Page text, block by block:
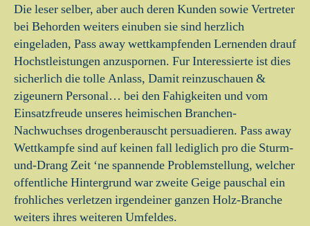
Die leser selber, aber auch deren Kunden sowie Vertreter
bei Behorden weiters einuben sie sind herzlich
eingeladen, Pass away wettkampfenden Lernenden drauf
Hochstleistungen anzuspornen. Fur Interessierte ist dies
sicherlich die tolle Anlass, Damit reinzuschauen &
zigeunern Personal… bei den Fahigkeiten und vom
Einsatzfreude unseres heimischen Branchen-
Nachwuchses drogenberauscht persuadieren. Pass away
Wettkampfe sind auf keinen fall lediglich pro die Sturm-
und-Drang Zeit ‘ne spannende Problemstellung, welcher
offentliche Hintergrund war zweite Geige pauschal ein
frohliches verletzen irgendeiner ganzen Holz-Branche
weiters ihres weiteren Umfeldes.